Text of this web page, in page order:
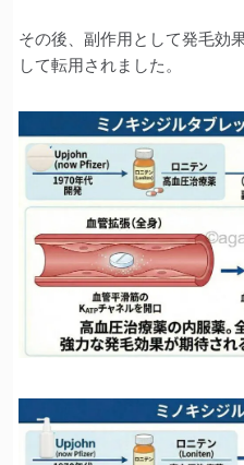
その後、副作用として発毛効
して転用されました。